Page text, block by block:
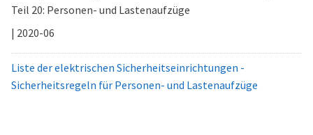
Teil 20: Personen- und Lastenaufzüge
| 2020-06
Liste der elektrischen Sicherheitseinrichtungen -
Sicherheitsregeln für Personen- und Lastenaufzüge